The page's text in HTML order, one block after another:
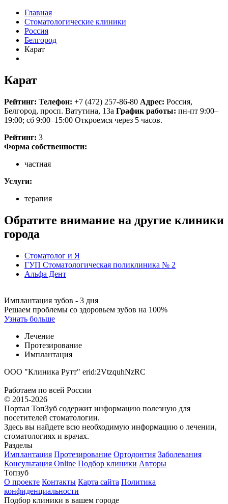
Главная
Стоматологические клиники
Россия
Белгород
Карат
Карат
Рейтинг: Телефон: +7 (472) 257-86-80 Адрес: Россия,
Белгород, просп. Ватутина, 13а График работы: пн-пт 9:00–
19:00; сб 9:00–15:00 Откроемся через 5 часов.
Рейтинг: 3
Форма собственности:
частная
Услуги:
терапия
Обратите внимание на другие клиники
города
Стоматолог и Я
ГУП Стоматологическая поликлиника № 2
Альфа Дент
Имплантация зубов - 3 дня
Решаем проблемы со здоровьем зубов на 100%
Узнать больше
Лечение
Протезирование
Имплантация
ООО "Клиника Рутт" erid:2VtzquhNzRC
Работаем по всей России
© 2015-2026
Портал ТопЗуб содержит информацию полезную для
посетителей стоматологии.
Здесь вы найдете всю необходимую информацию о лечении,
стоматологиях и врачах.
Разделы
Имплантация Протезирование Ортодонтия Заболевания
Консультация Online Подбор клиники Авторы
Топзуб
О проекте Контакты Карта сайта Политика
конфиденциальности
Подбор клиники в вашем городе